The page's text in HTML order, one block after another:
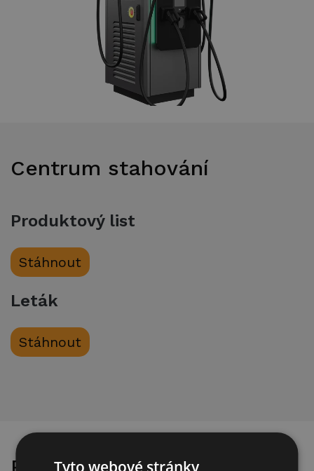
Centrum stahování
Produktový list
Stáhnout
Leták
Stáhnout
Tyto webové stránky